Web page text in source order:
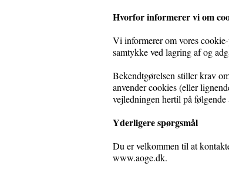
Hvorfor informerer vi om
Vi informerer om vores
samtykke ved lagring af og
Bekendtgørelsen stiller krav
anvender cookies (eller
vejledningen hertil på følgende
Yderligere spørgsmål
Du er velkommen til at
www.aoge.dk.